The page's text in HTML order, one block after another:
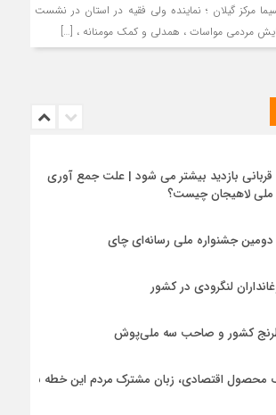
مرکز گیلان ؛ نماینده ولی فقیه در استان در نشست
مردمی مواسات ، همدلی و کمک مومنانه ، […]
بازدید بیشتر می شود | علت جمع آوری
ملی لاهیجان چیست؟
دومین جشنواره ملی رسانه‌ای چای
لنگرودی در کشور
کشور و صاحب سه ملی‌پوش
محصول اقتصادی، زبان مشترک مردم این خطه با